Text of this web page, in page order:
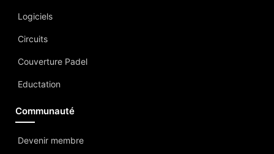
Logiciels
Circuits
Couverture Padel
Eductation
Communauté
Devenir membre